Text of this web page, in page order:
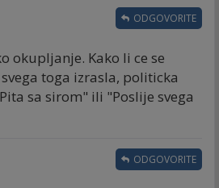
okupljanje. Kako li ce se
toga izrasla, politicka
sa sirom" ili "Poslije svega
ODGOVORITE
ODGOVORITE